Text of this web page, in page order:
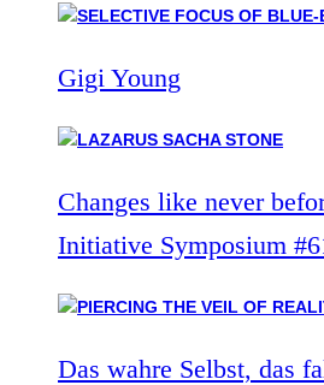
Gigi Young
Changes like never
Initiative Symposium
Das wahre Selbst, das